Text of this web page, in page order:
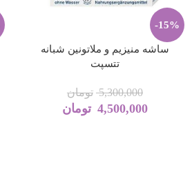
-15%
ساشه منیزیم و ملاتونین شبانه
تتسپت
5,300,000 تومان
4,500,000 تومان